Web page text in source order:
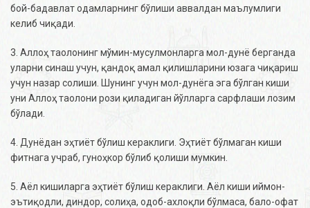
бой-бадавлат одамларнинг бўлиши аввалдан маълумлиги
келиб чиқади.
3. Аллоҳ таолонинг мўмин-мусулмонларга мол-дунё берганда
уларни синаш учун, қандоқ амал қилишларини юзага чиқариш
учун назар солиши. Шунинг учун мол-дунёга эга бўлган киши
уни Аллоҳ таолони рози қиладиган йўлларга сарфлаши лозим
бўлади.
4. Дунёдан эҳтиёт бўлиш кераклиги. Эҳтиёт бўлмаган киши
фитнага учраб, гуноҳкор бўлиб қолиши мумкин.
5. Аёл кишиларга эҳтиёт бўлиш кераклиги. Аёл киши иймон-
эътиқодли, диндор, солиҳа, одоб-ахлоқли бўлмаса, бало-офат